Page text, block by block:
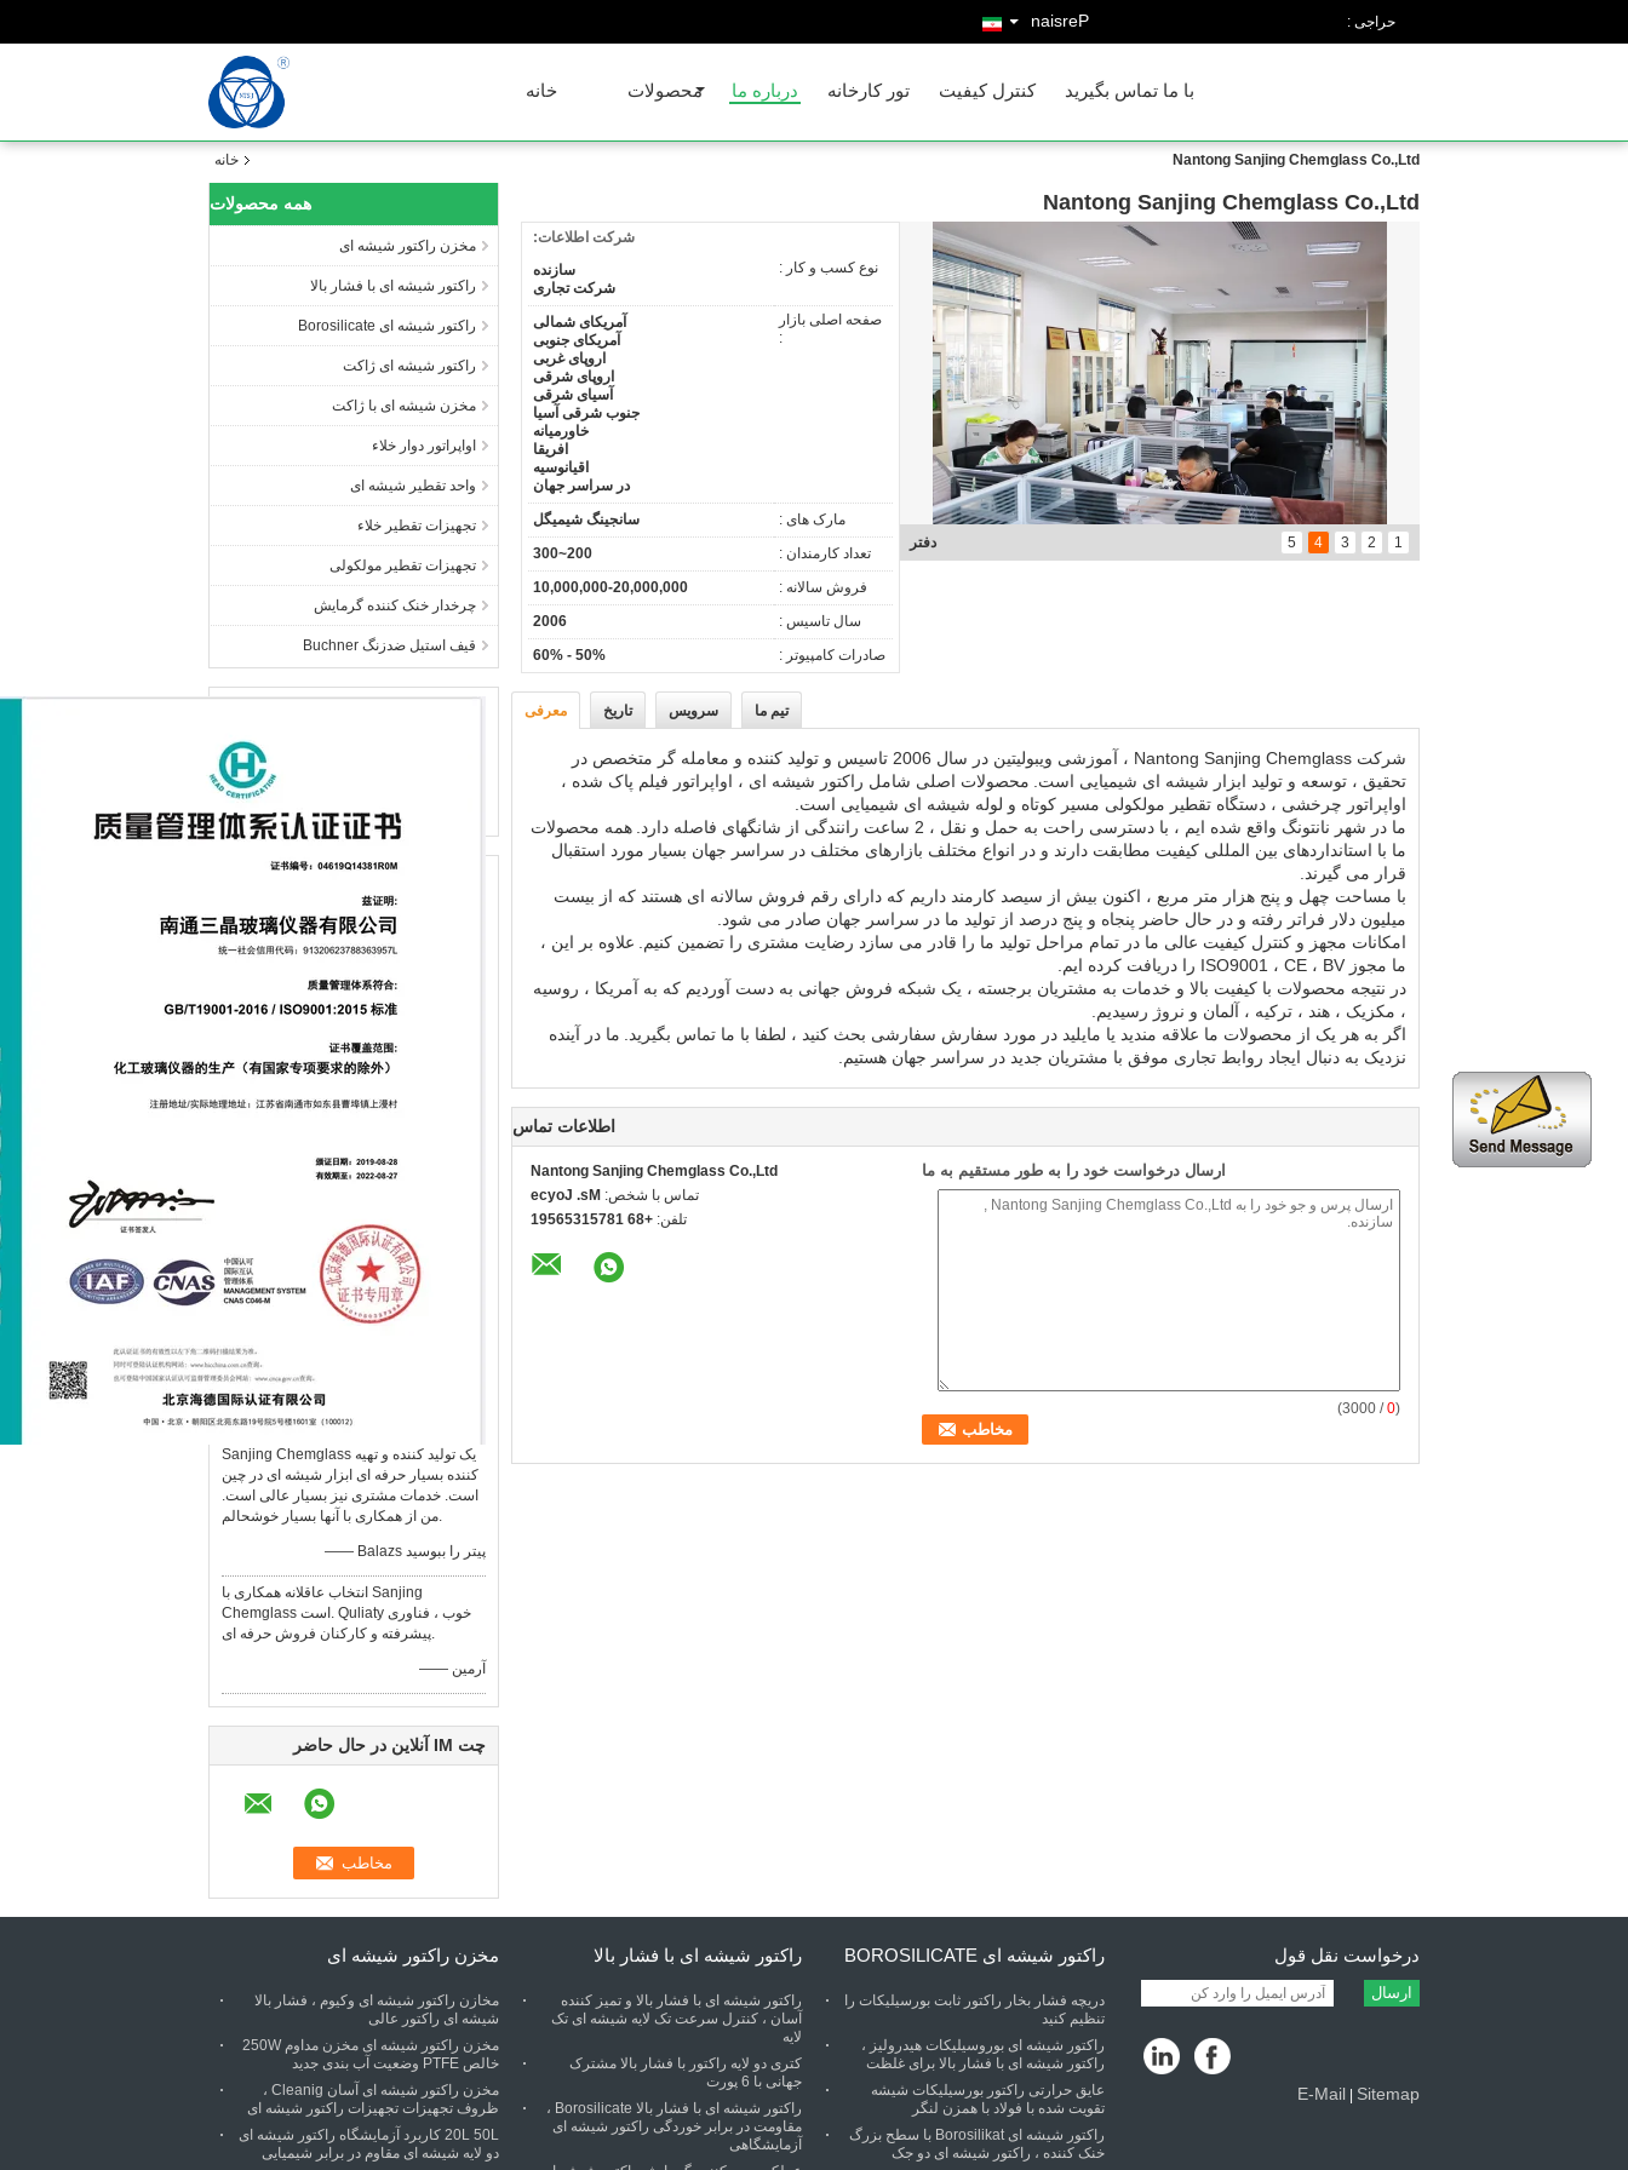
حراجی : Persian
خانه محصولات درباره ما تور کارخانه کنترل کیفیت با ما تماس بگیرید
خانه Nantong Sanjing Chemglass Co.,Ltd
همه محصولات
مخزن راکتور شیشه ای
راکتور شیشه ای با فشار بالا
راکتور شیشه ای Borosilicate
راکتور شیشه ای ژاکت
مخزن شیشه ای با ژاکت
اواپراتور دوار خلاء
واحد تقطیر شیشه ای
تجهیزات تقطیر خلاء
تجهیزات تقطیر مولکولی
چرخدار خنک کننده گرمایش
قیف استیل ضدزنگ Buchner
Sanjing Chemglass یک تولید کننده و تهیه
کننده بسیار حرفه ای ابزار شیشه ای در چین
است. خدمات مشتری نیز بسیار عالی است.
من از همکاری با آنها بسیار خوشحالم.
—— Balazs پیتر را ببوسید
انتخاب عاقلانه همکاری با Sanjing
Chemglass است. Quliaty خوب ، فناوری
پیشرفته و کارکنان فروش حرفه ای.
—— آرمین
چت IM آنلاین در حال حاضر
Nantong Sanjing Chemglass Co.,Ltd
1
2
3
4
5 دفتر
شرکت اطلاعات:
نوع کسب و کار :
سازنده
شرکت تجاری
صفحه اصلی بازار
:
آمریکای شمالی
آمریکای جنوبی
اروپای غربی
اروپای شرقی
آسیای شرقی
جنوب شرقی آسیا
خاورمیانه
افریقا
اقیانوسیه
در سراسر جهان
مارک های :
سانجینگ شیمیگل
تعداد کارمندان :
200~300
فروش سالانه :
10,000,000-20,000,000
سال تاسیس :
2006
صادرات کامپیوتر :
50% - 60%
معرفی تاریخ سرویس تیم ما
شرکت Nantong Sanjing Chemglass ، آموزشی ویبولیتین در سال 2006 تاسیس و تولید کننده و معامله گر متخصص در
تحقیق ، توسعه و تولید ابزار شیشه ای شیمیایی است. محصولات اصلی شامل راکتور شیشه ای ، اواپراتور فیلم پاک شده ،
اواپراتور چرخشی ، دستگاه تقطیر مولکولی مسیر کوتاه و لوله شیشه ای شیمیایی است.
ما در شهر نانتونگ واقع شده ایم ، با دسترسی راحت به حمل و نقل ، 2 ساعت رانندگی از شانگهای فاصله دارد.
همه محصولات
ما با استانداردهای بین المللی کیفیت مطابقت دارند و در انواع مختلف بازارهای مختلف در سراسر جهان بسیار مورد استقبال
قرار می گیرند.
با مساحت چهل و پنج هزار متر مربع ، اکنون بیش از سیصد کارمند داریم که دارای رقم فروش سالانه ای هستند که از بیست
میلیون دلار فراتر رفته و در حال حاضر پنجاه و پنج درصد از تولید ما در سراسر جهان صادر می شود.
امکانات مجهز و کنترل کیفیت عالی ما در تمام مراحل تولید ما را قادر می سازد رضایت مشتری را تضمین کنیم.
علاوه بر این ،
ما مجوز ISO9001 ، CE ، BV را دریافت کرده ایم.
در نتیجه محصولات با کیفیت بالا و خدمات به مشتریان برجسته ، یک شبکه فروش جهانی به دست آوردیم که به آمریکا ، روسیه
، مکزیک ، هند ، ترکیه ، آلمان و نروژ رسیدیم.
اگر به هر یک از محصولات ما علاقه مندید یا مایلید در مورد سفارش سفارشی بحث کنید ، لطفا با ما تماس بگیرید.
ما در آینده
نزدیک به دنبال ایجاد روابط تجاری موفق با مشتریان جدید در سراسر جهان هستیم.
اطلاعات تماس
Nantong Sanjing Chemglass Co.,Ltd
تماس با شخص: Ms. Joyce
تلفن: +86 18751356591
ارسال درخواست خود را به طور مستقیم به ما
(
0
/ 3000)
مخزن راکتور شیشه ای
مخازن راکتور شیشه ای وکیوم ، فشار بالا
شیشه ای راکتور عالی
مخزن راکتور شیشه ای مخزن مداوم 250W
خالص PTFE وضعیت آب بندی جدید
مخزن راکتور شیشه ای آسان Cleanig ،
ظروف تجهیزات تجهیزات راکتور شیشه ای
20L 50L کاربرد آزمایشگاه راکتور شیشه ای
دو لایه شیشه ای مقاوم در برابر شیمیایی
راکتور شیشه ای با فشار بالا
راکتور شیشه ای با فشار بالا و تمیز کننده
آسان ، کنترل سرعت تک لایه شیشه ای تک
لایه
کتری دو لایه راکتور با فشار بالا مشترک
جهانی با 6 پورت
راکتور شیشه ای با فشار بالا Borosilicate ،
مقاومت در برابر خوردگی راکتور شیشه ای
آزمایشگاهی
راکتور شیشه ای BOROSILICATE
دریچه فشار بخار راکتور ثابت بورسیلیکات را
تنظیم کنید
راکتور شیشه ای بوروسیلیکات هیدرولیز ،
راکتور شیشه ای با فشار بالا برای غلظت
عایق حرارتی راکتور بورسیلیکات شیشه
تقویت شده با فولاد با همزن لنگر
راکتور شیشه ای Borosilikat با سطح بزرگ
خنک کننده ، راکتور شیشه ای دو جک
درخواست نقل قول
ارسال
E-Mail | Sitemap